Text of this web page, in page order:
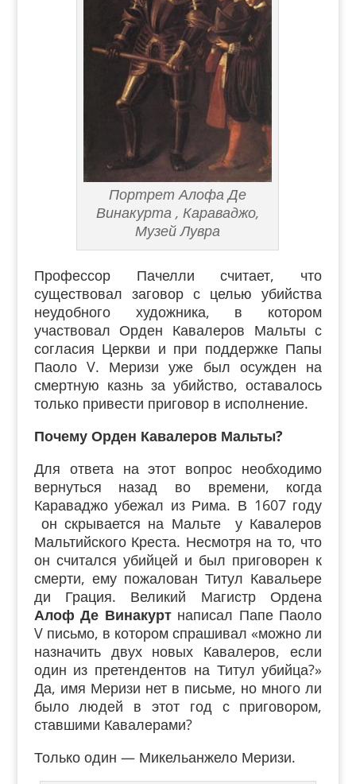
Портрет Алофа Де
Винакурта , Караваджо,
Музей Лувра
Профессор Пачелли считает, что
существовал заговор с целью убийства
неудобного художника, в котором
участвовал Орден Кавалеров Мальты с
согласия Церкви и при поддержке Папы
Паоло V. Меризи уже был осужден на
смертную казнь за убийство, оставалось
только привести приговор в исполнение.
Почему Орден Кавалеров Мальты?
Для ответа на этот вопрос необходимо
вернуться назад во времени, когда
Караваджо убежал из Рима. В 1607 году
он скрывается на Мальте у Кавалеров
Мальтийского Креста. Несмотря на то, что
он считался убийцей и был приговорен к
смерти, ему пожалован Титул Кавальере
ди Грация. Великий Магистр Ордена
Алоф Де Винакуртнаписал Папе Паоло
V письмо, в котором спрашивал «можно ли
назначить двух новых Кавалеров, если
один из претендентов на Титул убийца?»
Да, имя Меризи нет в письме, но много ли
было людей в этот год с приговором,
ставшими Кавалерами?
Только один — Микельанжело Меризи.